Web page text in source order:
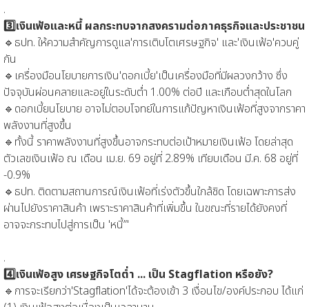
.
3️⃣เงินเฟ้อและหนี้ ผลกระทบจากสงครามต่อภาคธุรกิจและประชาชน
🔹ธปท. ให้ความสำคัญการดูแล'การเติบโตเศรษฐกิจ' และ'เงินเฟ้อ'ควบคู่
กัน
🔹เครื่องมือนโยบายการเงิน'ดอกเบี้ย'เป็นเครื่องมือที่มีผลวงกว้าง ซึ่ง
ปัจจุบันผ่อนคลายและอยู่ในระดับต่ำ 1.00% ต่อปี และเกือบต่ำสุดในโลก
🔹ดอกเบี้ยนโยบาย อาจไม่ตอบโจทย์ในการแก้ปัญหาเงินเฟ้อที่สูงจากราคา
พลังงานที่สูงขึ้น
🔹ทั้งนี้ ราคาพลังงานที่สูงขึ้นอาจกระทบต่อเป้าหมายเงินเฟ้อ โดยล่าสุด
ตัวเลขเงินเฟ้อ ณ เดือน เม.ย. 69 อยู่ที่ 2.89% เทียบเดือน มี.ค. 68 อยู่ที่
-0.9%
🔹ธปท. ติดตามสถานการณ์เงินเฟ้อที่เร่งตัวขึ้นใกล้ชิด โดยเฉพาะการส่ง
ผ่านไปยังราคาสินค้า เพราะราคาสินค้าที่เพิ่มขึ้น ในขณะที่รายได้ยังคงที่
อาจจะกระทบไปสู่การเป็น 'หนี้”'
.
4️⃣เงินเฟ้อสูง เศรษฐกิจโตต่ำ ... เป็น Stagflation หรือยัง?
🔹การจะเรียกว่า'Stagflation'ได้จะต้องเข้า 3 เงื่อนไข/องค์ประกอบ ได้แก่